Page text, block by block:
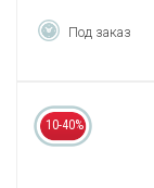
Под заказ
10-40%